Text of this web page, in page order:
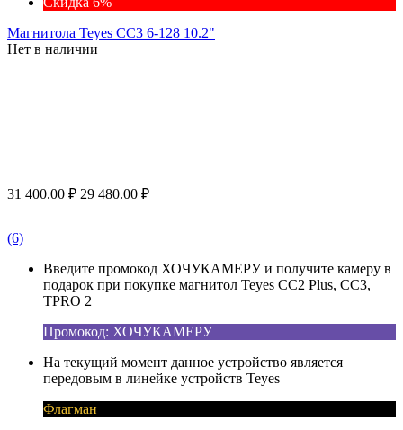
Магнитола Teyes CC3 6-128 10.2"
Нет в наличии
31 400.00 ₽ 29 480.00 ₽
(6)
Введите промокод ХОЧУКАМЕРУ и получите камеру в
подарок при покупке магнитол Teyes CC2 Plus, CC3,
TPRO 2
Промокод: ХОЧУКАМЕРУ
На текущий момент данное устройство является
передовым в линейке устройств Teyes
Флагман